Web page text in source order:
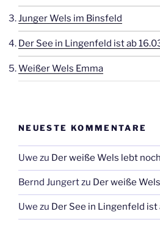
Junger Wels im Binsfeld
Der See in Lingenfeld ist ab
Weißer Wels Emma
NEUESTE KOMMENTARE
Uwe zu Der weiße Wels lebt noch
Bernd Jungertzu Der weiße
Uwe zu Der See in Lingenfeld ist